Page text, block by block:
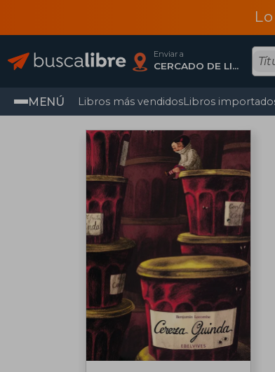
Enviar a
CERCADO DE LIMA, Lima
MENÚ Libros más vendidosLibros